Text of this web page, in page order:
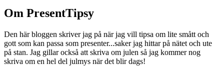
Om PresentTipsy
Den här bloggen skriver jag på när jag vill tipsa om lite smått och
gott som kan passa som presenter...saker jag hittar på nätet och ute
på stan. Jag gillar också att skriva om julen så jag kommer nog
skriva om en hel del julmys när det blir dags!